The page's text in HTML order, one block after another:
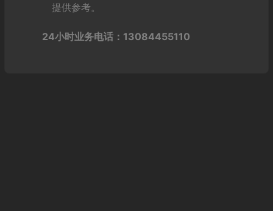
提供参考。
24小时业务电话：13084455110